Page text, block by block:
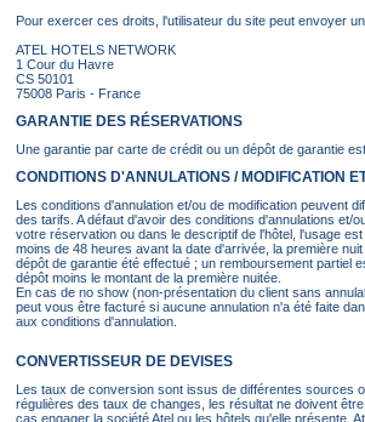
Pour exercer ces droits, l'utilisateur du site peut envoyer
ATEL HOTELS NETWORK
1 Cour du Havre
CS 50101
75008 Paris - France
GARANTIE DES RÉSERVATIONS
Une garantie par carte de crédit ou un dépôt de garantie
CONDITIONS D'ANNULATIONS / MODIFICATION
Les conditions d'annulation et/ou de modification peuvent
des tarifs. A défaut d'avoir des conditions d'annulations et/
votre réservation ou dans le descriptif de l'hôtel, l'usage
moins de 48 heures avant la date d'arrivée, la première
dépôt de garantie été effectué ; un remboursement partiel
dépôt moins le montant de la première nuitée.
En cas de no show (non-présentation du client sans
peut vous être facturé si aucune annulation n'a été faite
aux conditions d'annulation.
CONVERTISSEUR DE DEVISES
Les taux de conversion sont issus de différentes sources
régulières des taux de changes, les résultat ne doivent
cas engager la société Atel ou les hôtels qu'elle présente.